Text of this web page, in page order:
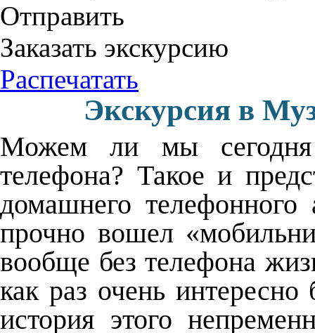
Отправить
Заказать экскурсию
Распечатать
Экскурсия в
Можем ли мы сегодня
телефона? Такое и
домашнего телефонного
прочно вошел
вообще без телефона
как раз очень интересно
история этого